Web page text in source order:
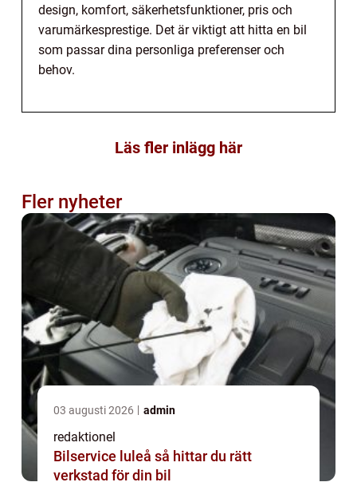
design, komfort, säkerhetsfunktioner, pris och
varumärkesprestige. Det är viktigt att hitta en bil
som passar dina personliga preferenser och
behov.
Läs fler inlägg här
Fler nyheter
03 augusti 2026 admin
redaktionel
Bilservice luleå så hittar du rätt
verkstad för din bil